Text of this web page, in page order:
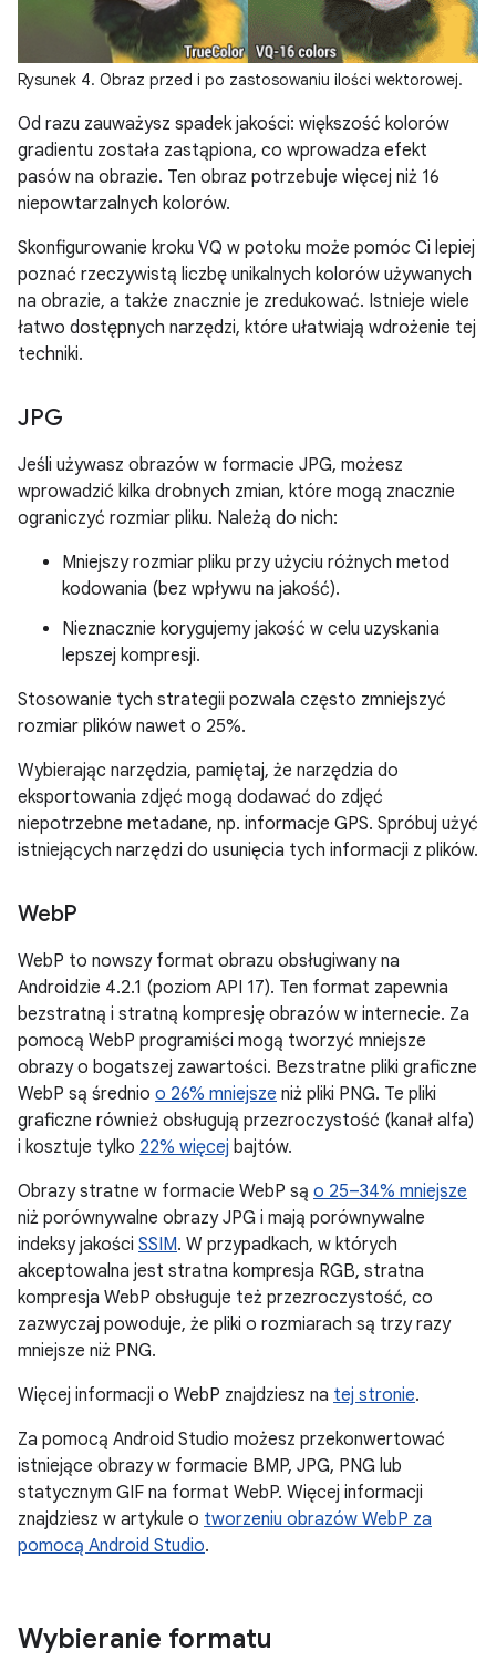
Rysunek 4. Obraz przed i po zastosowaniu ilości wektorowej.
Od razu zauważysz spadek jakości: większość kolorów
gradientu została zastąpiona, co wprowadza efekt
pasów na obrazie. Ten obraz potrzebuje więcej niż 16
niepowtarzalnych kolorów.
Skonfigurowanie kroku VQ w potoku może pomóc Ci lepiej
poznać rzeczywistą liczbę unikalnych kolorów używanych
na obrazie, a także znacznie je zredukować. Istnieje wiele
łatwo dostępnych narzędzi, które ułatwiają wdrożenie tej
techniki.
JPG
Jeśli używasz obrazów w formacie JPG, możesz
wprowadzić kilka drobnych zmian, które mogą znacznie
ograniczyć rozmiar pliku. Należą do nich:
Mniejszy rozmiar pliku przy użyciu różnych metod
kodowania (bez wpływu na jakość).
Nieznacznie korygujemy jakość w celu uzyskania
lepszej kompresji.
Stosowanie tych strategii pozwala często zmniejszyć
rozmiar plików nawet o 25%.
Wybierając narzędzia, pamiętaj, że narzędzia do
eksportowania zdjęć mogą dodawać do zdjęć
niepotrzebne metadane, np. informacje GPS. Spróbuj użyć
istniejących narzędzi do usunięcia tych informacji z plików.
WebP
WebP to nowszy format obrazu obsługiwany na
Androidzie 4.2.1 (poziom API 17). Ten format zapewnia
bezstratną i stratną kompresję obrazów w internecie. Za
pomocą WebP programiści mogą tworzyć mniejsze
obrazy o bogatszej zawartości. Bezstratne pliki graficzne
WebP są średnio o 26% mniejsze niż pliki PNG. Te pliki
graficzne również obsługują przezroczystość (kanał alfa)
i kosztuje tylko 22% więcej bajtów.
Obrazy stratne w formacie WebP są o 25–34% mniejsze
niż porównywalne obrazy JPG i mają porównywalne
indeksy jakości SSIM. W przypadkach, w których
akceptowalna jest stratna kompresja RGB, stratna
kompresja WebP obsługuje też przezroczystość, co
zazwyczaj powoduje, że pliki o rozmiarach są trzy razy
mniejsze niż PNG.
Więcej informacji o WebP znajdziesz na tej stronie.
Za pomocą Android Studio możesz przekonwertować
istniejące obrazy w formacie BMP, JPG, PNG lub
statycznym GIF na format WebP. Więcej informacji
znajdziesz w artykule o tworzeniu obrazów WebP za
pomocą Android Studio.
Wybieranie formatu